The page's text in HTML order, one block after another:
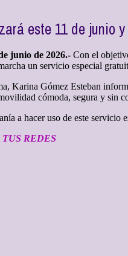
este 11 de junio
junio de 2026.- Con el
un servicio especial
Karina Gómez Esteban
cómoda, segura y sin
a hacer uso de este servicio
REDES